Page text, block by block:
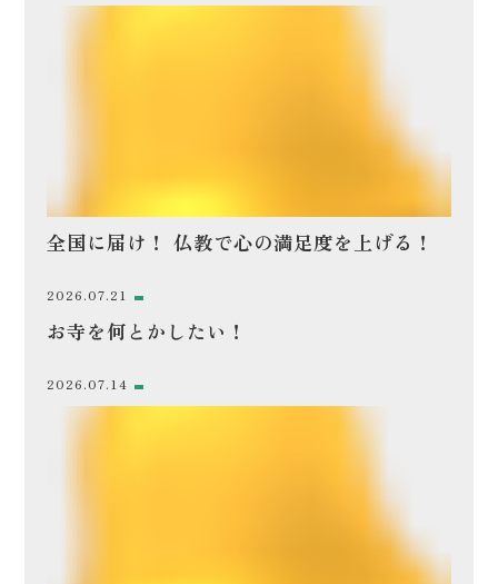
全国に届け！ 仏教で心の満足度を上げる！
2026.07.21
お寺を何とかしたい！
2026.07.14